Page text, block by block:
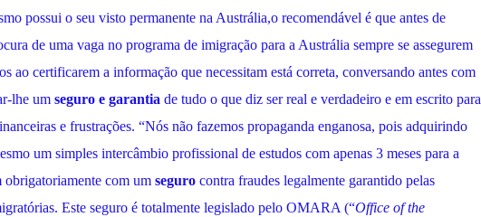
possui o seu visto permanente na Austrália,o recomendável é que antes de
de uma vaga no programa de imigração para a Austrália sempre se assegurem
ao certificarem a informação que necessitam está correta, conversando antes com
lhe um seguro e garantia de tudo o que diz ser real e verdadeiro e em escrito para
e frustrações. “Nós não fazemos propaganda enganosa, pois adquirindo
um simples intercâmbio profissional de estudos com apenas 3 meses para a
obrigatoriamente com um segurocontra fraudes legalmente garantido pelas
Este seguro é totalmente legislado pelo OMARA (“Office of the